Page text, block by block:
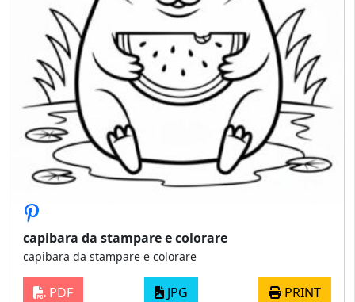
capibara da stampare e colorare
capibara da stampare e colorare
PDF JPG PRINT